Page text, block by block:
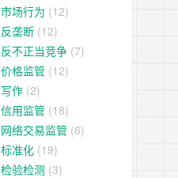
市场行为 (12)
反垄断 (12)
反不正当竞争 (7)
价格监管 (12)
写作 (2)
信用监管 (18)
网络交易监管 (6)
标准化 (19)
检验检测 (3)